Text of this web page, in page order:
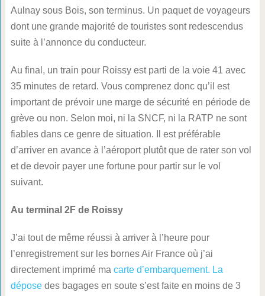
Aulnay sous Bois, son terminus. Un paquet de voyageurs
dont une grande majorité de touristes sont redescendus
suite à l’annonce du conducteur.
Au final, un train pour Roissy est parti de la voie 41 avec
35 minutes de retard. Vous comprenez donc qu’il est
important de prévoir une marge de sécurité en période de
grève ou non. Selon moi, ni la SNCF, ni la RATP ne sont
fiables dans ce genre de situation. Il est préférable
d’arriver en avance à l’aéroport plutôt que de rater son vol
et de devoir payer une fortune pour partir sur le vol
suivant.
Au terminal 2F de Roissy
J’ai tout de même réussi à arriver à l’heure pour
l’enregistrement sur les bornes Air France où j’ai
directement imprimé ma carte d’embarquement. La
déposedes bagages en soute s’est faite en moins de 3